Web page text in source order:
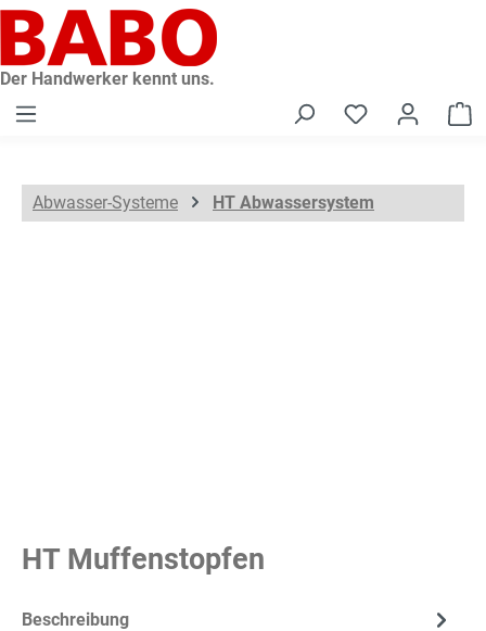
springen
Der Handwerker kennt uns.
Abwasser-Systeme HT Abwassersystem
HT Muffenstopfen
Beschreibung